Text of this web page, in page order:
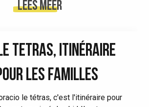
Lees meer
TETRAS, ITINÉRAIRE
LES FAMILLES
le tétras, c'est l'itinéraire pour